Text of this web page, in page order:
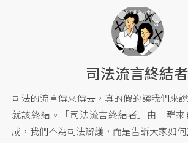
司法流言終結者
司法的流言傳來傳去，真的假的讓我們來
就該終結。「司法流言終結者」由一群
成，我們不為司法辯護，而是告訴大家如何